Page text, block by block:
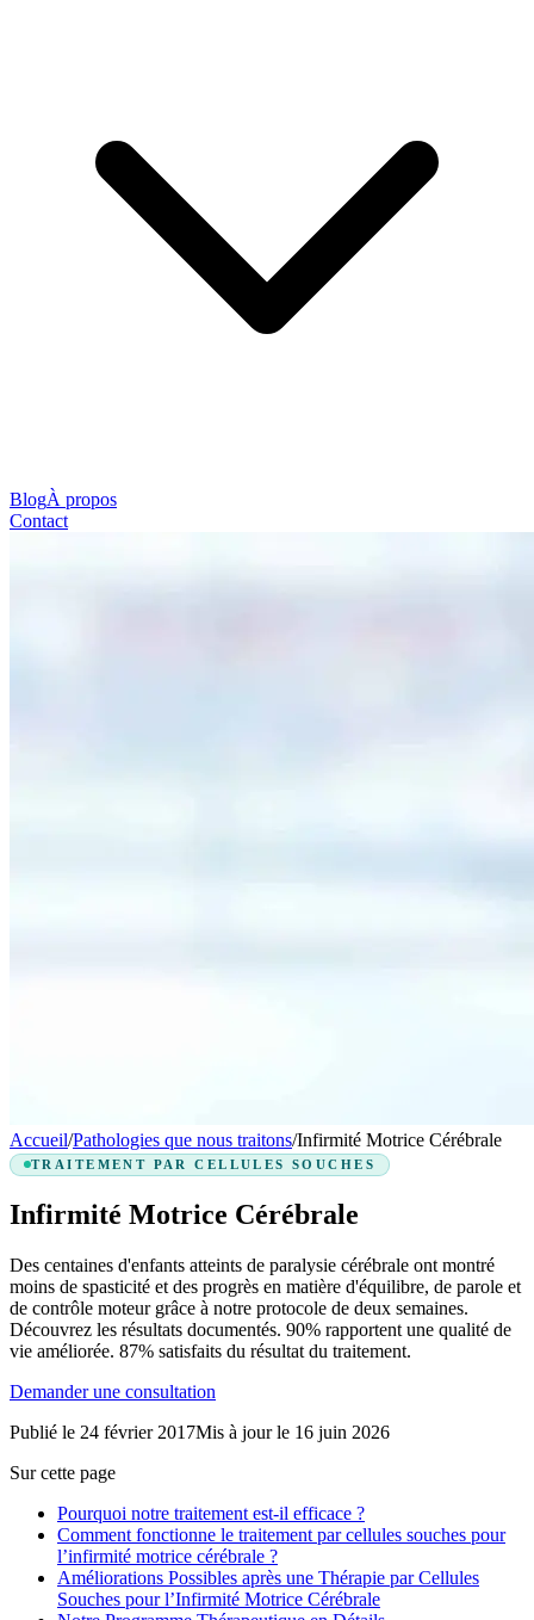
BlogÀ propos
Contact
Accueil/Pathologies que nous traitons/Infirmité Motrice Cérébrale
TRAITEMENT PAR CELLULES SOUCHES
Infirmité Motrice Cérébrale
Des centaines d'enfants atteints de paralysie cérébrale ont montré
moins de spasticité et des progrès en matière d'équilibre, de parole et
de contrôle moteur grâce à notre protocole de deux semaines.
Découvrez les résultats documentés. 90% rapportent une qualité de
vie améliorée. 87% satisfaits du résultat du traitement.
Demander une consultation
Publié le 24 février 2017Mis à jour le 16 juin 2026
Sur cette page
Pourquoi notre traitement est-il efficace ?
Comment fonctionne le traitement par cellules souches pour
l’infirmité motrice cérébrale ?
Améliorations Possibles après une Thérapie par Cellules
Souches pour l’Infirmité Motrice Cérébrale